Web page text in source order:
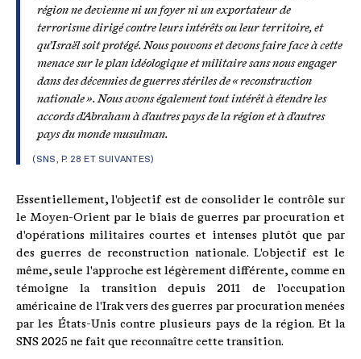
région ne devienne ni un foyer ni un exportateur de
terrorisme dirigé contre leurs intérêts ou leur territoire, et
qu’Israël soit protégé. Nous pouvons et devons faire face à cette
menace sur le plan idéologique et militaire sans nous engager
dans des décennies de guerres stériles de « reconstruction
nationale ». Nous avons également tout intérêt à étendre les
accords d'Abraham à d'autres pays de la région et à d'autres
pays du monde musulman.
(SNS, P. 28 ET SUIVANTES)
Essentiellement, l'objectif est de consolider le contrôle sur
le Moyen-Orient par le biais de guerres par procuration et
d'opérations militaires courtes et intenses plutôt que par
des guerres de reconstruction nationale. L'objectif est le
même, seule l'approche est légèrement différente, comme en
témoigne la transition depuis 2011 de l'occupation
américaine de l'Irak vers des guerres par procuration menées
par les États-Unis contre plusieurs pays de la région. Et la
SNS 2025 ne fait que reconnaître cette transition.